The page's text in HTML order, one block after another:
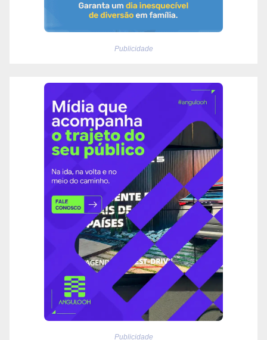
Publicidade
Publicidade